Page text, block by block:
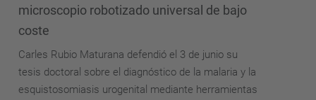
microscopio robotizado universal de bajo
coste
Carles Rubio Maturana defendió el 3 de junio su
tesis doctoral sobre el diagnóstico de la malaria y la
esquistosomiasis urogenital mediante herramientas